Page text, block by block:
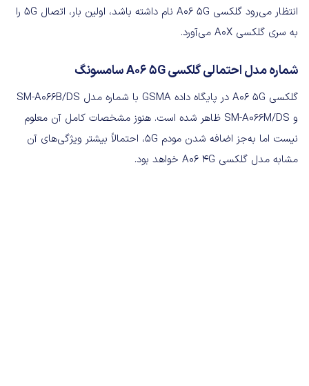
انتظار می‌رود گلکسی A06 5G نام داشته باشد، اولین‌ بار، اتصال 5G را
به سری گلکسی A0X می‌آورد.
شماره مدل احتمالی گلکسی A06 5G سامسونگ
گلکسی A06 5G در پایگاه داده GSMA با شماره مدل SM-A066B/DS
و SM-A066M/DS ظاهر شده است. هنوز مشخصات کامل آن معلوم
نیست اما به‌جز اضافه‌ شدن مودم 5G، احتمالاً بیشتر ویژگی‌های آن
مشابه مدل گلکسی A06 4G خواهد بود.